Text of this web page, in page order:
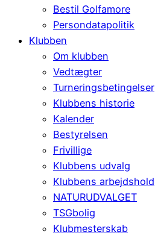
Bestil Golfamore
Persondatapolitik
Klubben
Om klubben
Vedtægter
Turneringsbetingelser
Klubbens historie
Kalender
Bestyrelsen
Frivillige
Klubbens udvalg
Klubbens arbejdshold
NATURUDVALGET
TSGbolig
Klubmesterskab